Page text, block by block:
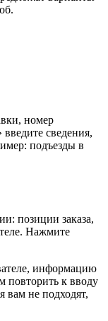
номер
сведения,
подъезды в
позиции заказа,
Нажмите
информацию
повторить к вводу
вам не подходят,